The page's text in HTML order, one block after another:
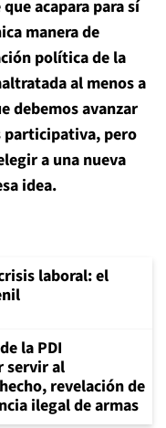
acapara para sí
manera de
política de la
al menos a
debemos avanzar
participativa, pero
a una nueva
idea.
laboral: el
la PDI
servir al
revelación de
ilegal de armas